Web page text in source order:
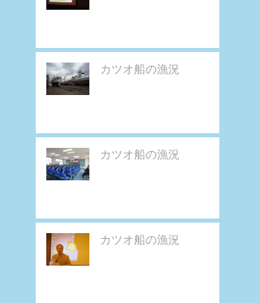
カツオ船の漁況
カツオ船の漁況
カツオ船の漁況